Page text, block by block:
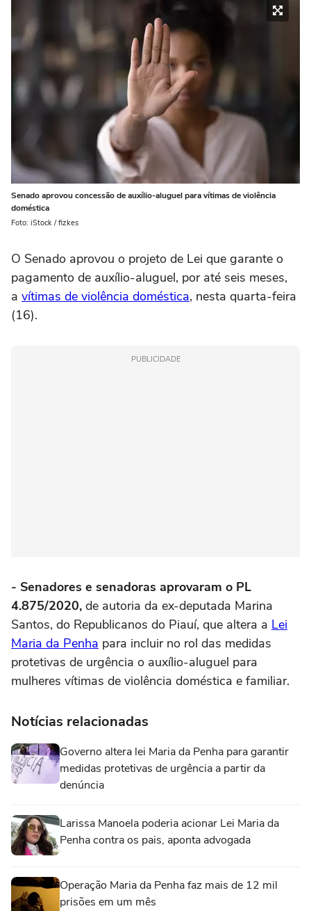
Senado aprovou concessão de auxílio-aluguel para vítimas de violência
doméstica
Foto: iStock / fizkes
O Senado aprovou o projeto de Lei que garante o
pagamento de auxílio-aluguel, por até seis meses,
a vítimas de violência doméstica, nesta quarta-feira
(16).
PUBLICIDADE
- Senadores e senadoras aprovaram o PL
4.875/2020, de autoria da ex-deputada Marina
Santos, do Republicanos do Piauí, que altera a Lei
Maria da Penha para incluir no rol das medidas
protetivas de urgência o auxílio-aluguel para
mulheres vítimas de violência doméstica e familiar.
Notícias relacionadas
Governo altera lei Maria da Penha para garantir
medidas protetivas de urgência a partir da
denúncia
Larissa Manoela poderia acionar Lei Maria da
Penha contra os pais, aponta advogada
Operação Maria da Penha faz mais de 12 mil
prisões em um mês